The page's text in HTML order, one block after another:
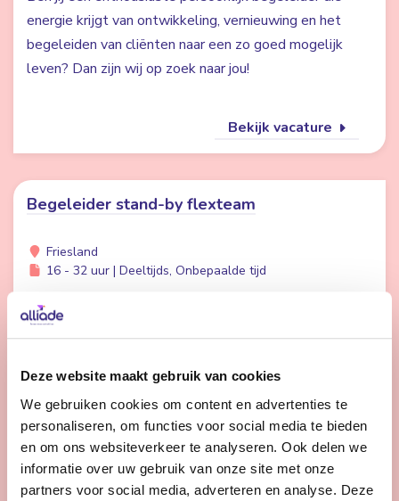
Deze website maakt gebruik van cookies
We gebruiken cookies om content en advertenties te
personaliseren, om functies voor social media te bieden
en om ons websiteverkeer te analyseren. Ook delen we
informatie over uw gebruik van onze site met onze
partners voor social media, adverteren en analyse. Deze
energie krijgt van ontwikkeling, vernieuwing en het
begeleiden van cliënten naar een zo goed mogelijk
leven? Dan zijn wij op zoek naar jou!
Bekijk vacature
Begeleider stand-by flexteam
Friesland
16 - 32 uur | Deeltijds, Onbepaalde tijd
Wil jij meer afwisseling in je werk en meer tijd voor
persoonlijke aandacht voor cliënten? Dan is werken in
Bekijk vacature
Volgende